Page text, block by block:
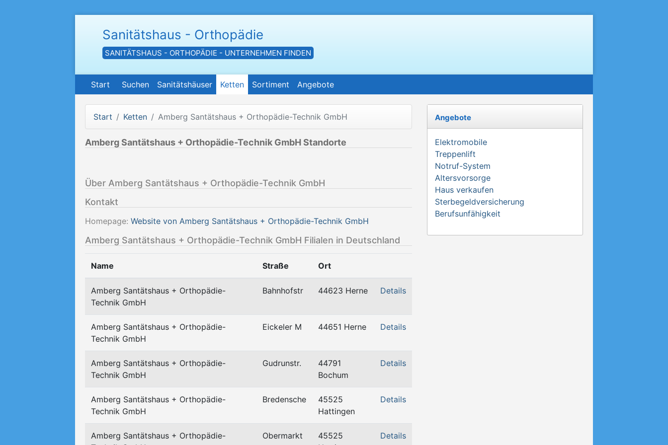
Sanitätshaus - Orthopädie
SANITÄTSHAUS - ORTHOPÄDIE - UNTERNEHMEN FINDEN
Start Suchen Sanitätshäuser Ketten Sortiment Angebote
Start Ketten Amberg Santätshaus + Orthopädie-Technik GmbH
Amberg Santätshaus + Orthopädie-Technik GmbH Standorte
Über Amberg Santätshaus + Orthopädie-Technik GmbH
Kontakt
Homepage: Website von Amberg Santätshaus + Orthopädie-Technik GmbH
Amberg Santätshaus + Orthopädie-Technik GmbH Filialen in Deutschland
Name Straße Ort
Amberg Santätshaus + Orthopädie-
Technik GmbH
Bahnhofstr 44623 Herne Details
Amberg Santätshaus + Orthopädie-
Technik GmbH
Eickeler M 44651 Herne Details
Amberg Santätshaus + Orthopädie-
Technik GmbH
Gudrunstr.
44791
Bochum
Details
Amberg Santätshaus + Orthopädie-
Technik GmbH
Bredensche
45525
Hattingen
Details
Amberg Santätshaus + Orthopädie-
Obermarkt
45525
Details
Angebote
Elektromobile
Treppenlift
Notruf-System
Altersvorsorge
Haus verkaufen
Sterbegeldversicherung
Berufsunfähigkeit